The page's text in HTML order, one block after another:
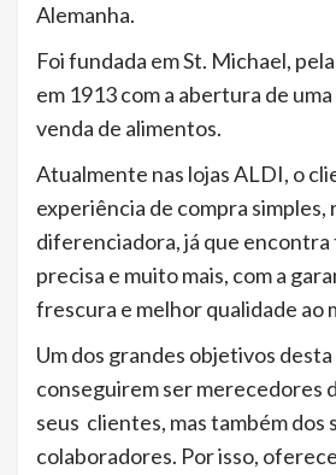
Alemanha.
Foi fundada em St. Michael,
em 1913 com a abertura de
venda de alimentos.
Atualmente nas lojas ALDI, o
experiência de compra simples,
diferenciadora, já que encontra
precisa e muito mais, com a
frescura e melhor qualidade ao
Um dos grandes objetivos
conseguirem ser merecedores
seus clientes, mas também dos
colaboradores. Por isso,